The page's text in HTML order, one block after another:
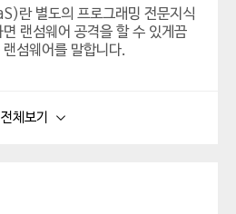
란 별도의 프로그래밍 전문지식
랜섬웨어 공격을 할 수 있게끔
섬웨어를 말합니다.
, 랜섬웨어 공격으로 벌어들인 금
전체보기